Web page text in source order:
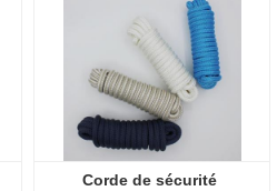
Corde de sécurité